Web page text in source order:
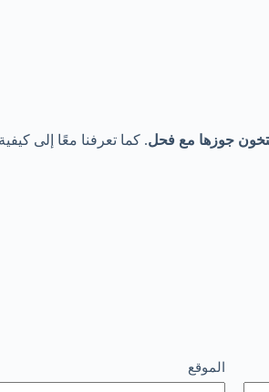
جوزها مع فحل. كما تعرفنا معًا إلى
الموقع